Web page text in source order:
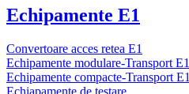
Echipamente E1
Convertoare acces retea E1
Echipamente modulare-Transport E1
Echipamente compacte-Transport E1
Echiapamente de testare